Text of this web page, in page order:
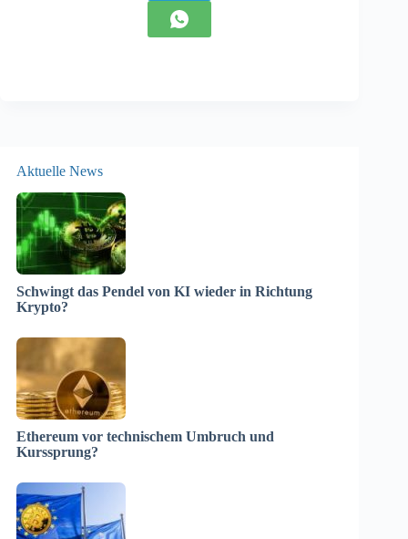
Aktuelle News
Schwingt das Pendel von KI wieder in Richtung
Krypto?
Ethereum vor technischem Umbruch und
Kurssprung?